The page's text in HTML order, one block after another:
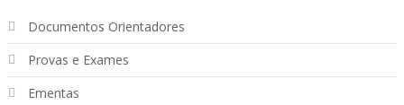
Documentos Orientadores
Provas e Exames
Ementas